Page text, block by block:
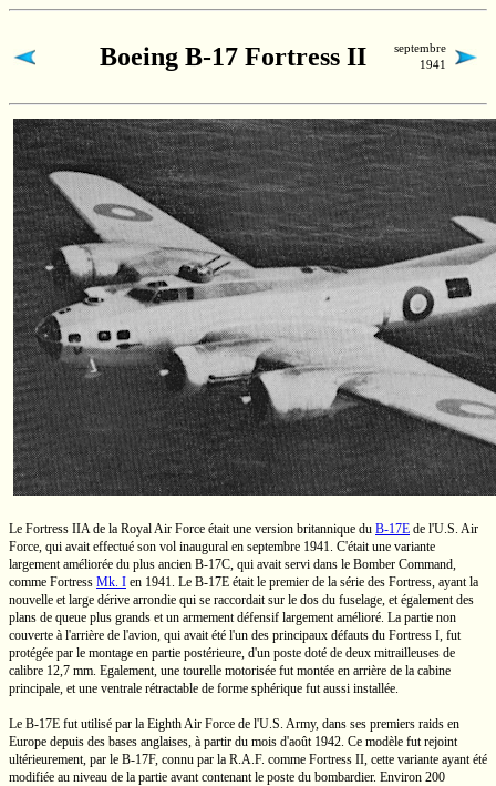
Boeing B-17 Fortress II
septembre
1941
Le Fortress IIAde la Royal Air Force était une version britannique du B-17E de l'U.S. Air
Force, qui avait effectué son vol inaugural en septembre 1941. C'était une variante
largement améliorée du plus ancien B-17C, qui avait servi dans le Bomber Command,
comme Fortress Mk. I en 1941. Le B-17E était le premier de la série des Fortress, ayant la
nouvelle et large dérive arrondie qui se raccordait sur le dos du fuselage, et également des
plans de queue plus grands et un armement défensif largement amélioré. La partie non
couverte à l'arrière de l'avion, qui avait été l'un des principaux défauts du Fortress I, fut
protégée par le montage en partie postérieure, d'un poste doté de deux mitrailleuses de
calibre 12,7 mm. Egalement, une tourelle motorisée fut montée en arrière de la cabine
principale, et une ventrale rétractable de forme sphérique fut aussi installée.
Le B-17E fut utilisé par la Eighth Air Force de l'U.S. Army, dans ses premiers raids en
Europe depuis des bases anglaises, à partir du mois d'août 1942. Ce modèle fut rejoint
ultérieurement, par le B-17F, connu par la R.A.F. comme Fortress II, cette variante ayant été
modifiée au niveau de la partie avant contenant le poste du bombardier. Environ 200